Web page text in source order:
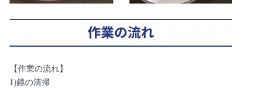
【作業の流れ】
1)鏡の清掃